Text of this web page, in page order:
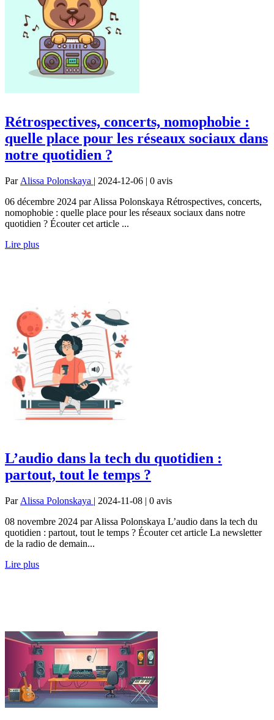
Rétrospectives, concerts, nomophobie :
quelle place pour les réseaux sociaux dans
notre quotidien ?
Par Alissa Polonskaya | 2024-12-06 | 0 avis
06 décembre 2024 par Alissa Polonskaya Rétrospectives, concerts,
nomophobie : quelle place pour les réseaux sociaux dans notre
quotidien ? Écouter cet article ...
Lire plus
L’audio dans la tech du quotidien :
partout, tout le temps ?
Par Alissa Polonskaya | 2024-11-08 | 0 avis
08 novembre 2024 par Alissa Polonskaya L’audio dans la tech du
quotidien : partout, tout le temps ? Écouter cet article La newsletter
de la radio de demain...
Lire plus